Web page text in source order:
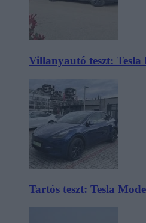
Villanyautó teszt:
Tartós teszt: Tesla